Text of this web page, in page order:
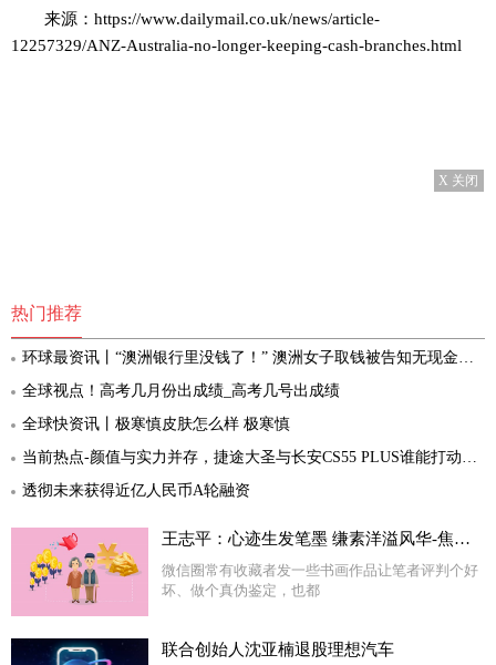
来源：https://www.dailymail.co.uk/news/article-
12257329/ANZ-Australia-no-longer-keeping-cash-branches.html
X 关闭
热门推荐
环球最资讯丨“澳洲银行里没钱了！” 澳洲女子取钱被告知无现金，直接怒关账户，牛！
全球视点！高考几月份出成绩_高考几号出成绩
全球快资讯丨极寒慎皮肤怎么样 极寒慎
当前热点-颜值与实力并存，捷途大圣与长安CS55 PLUS谁能打动你？
透彻未来获得近亿人民币A轮融资
王志平：心迹生发笔墨 缣素洋溢风华-焦点报道
微信圈常有收藏者发一些书画作品让笔者评判个好
坏、做个真伪鉴定，也都
联合创始人沈亚楠退股理想汽车